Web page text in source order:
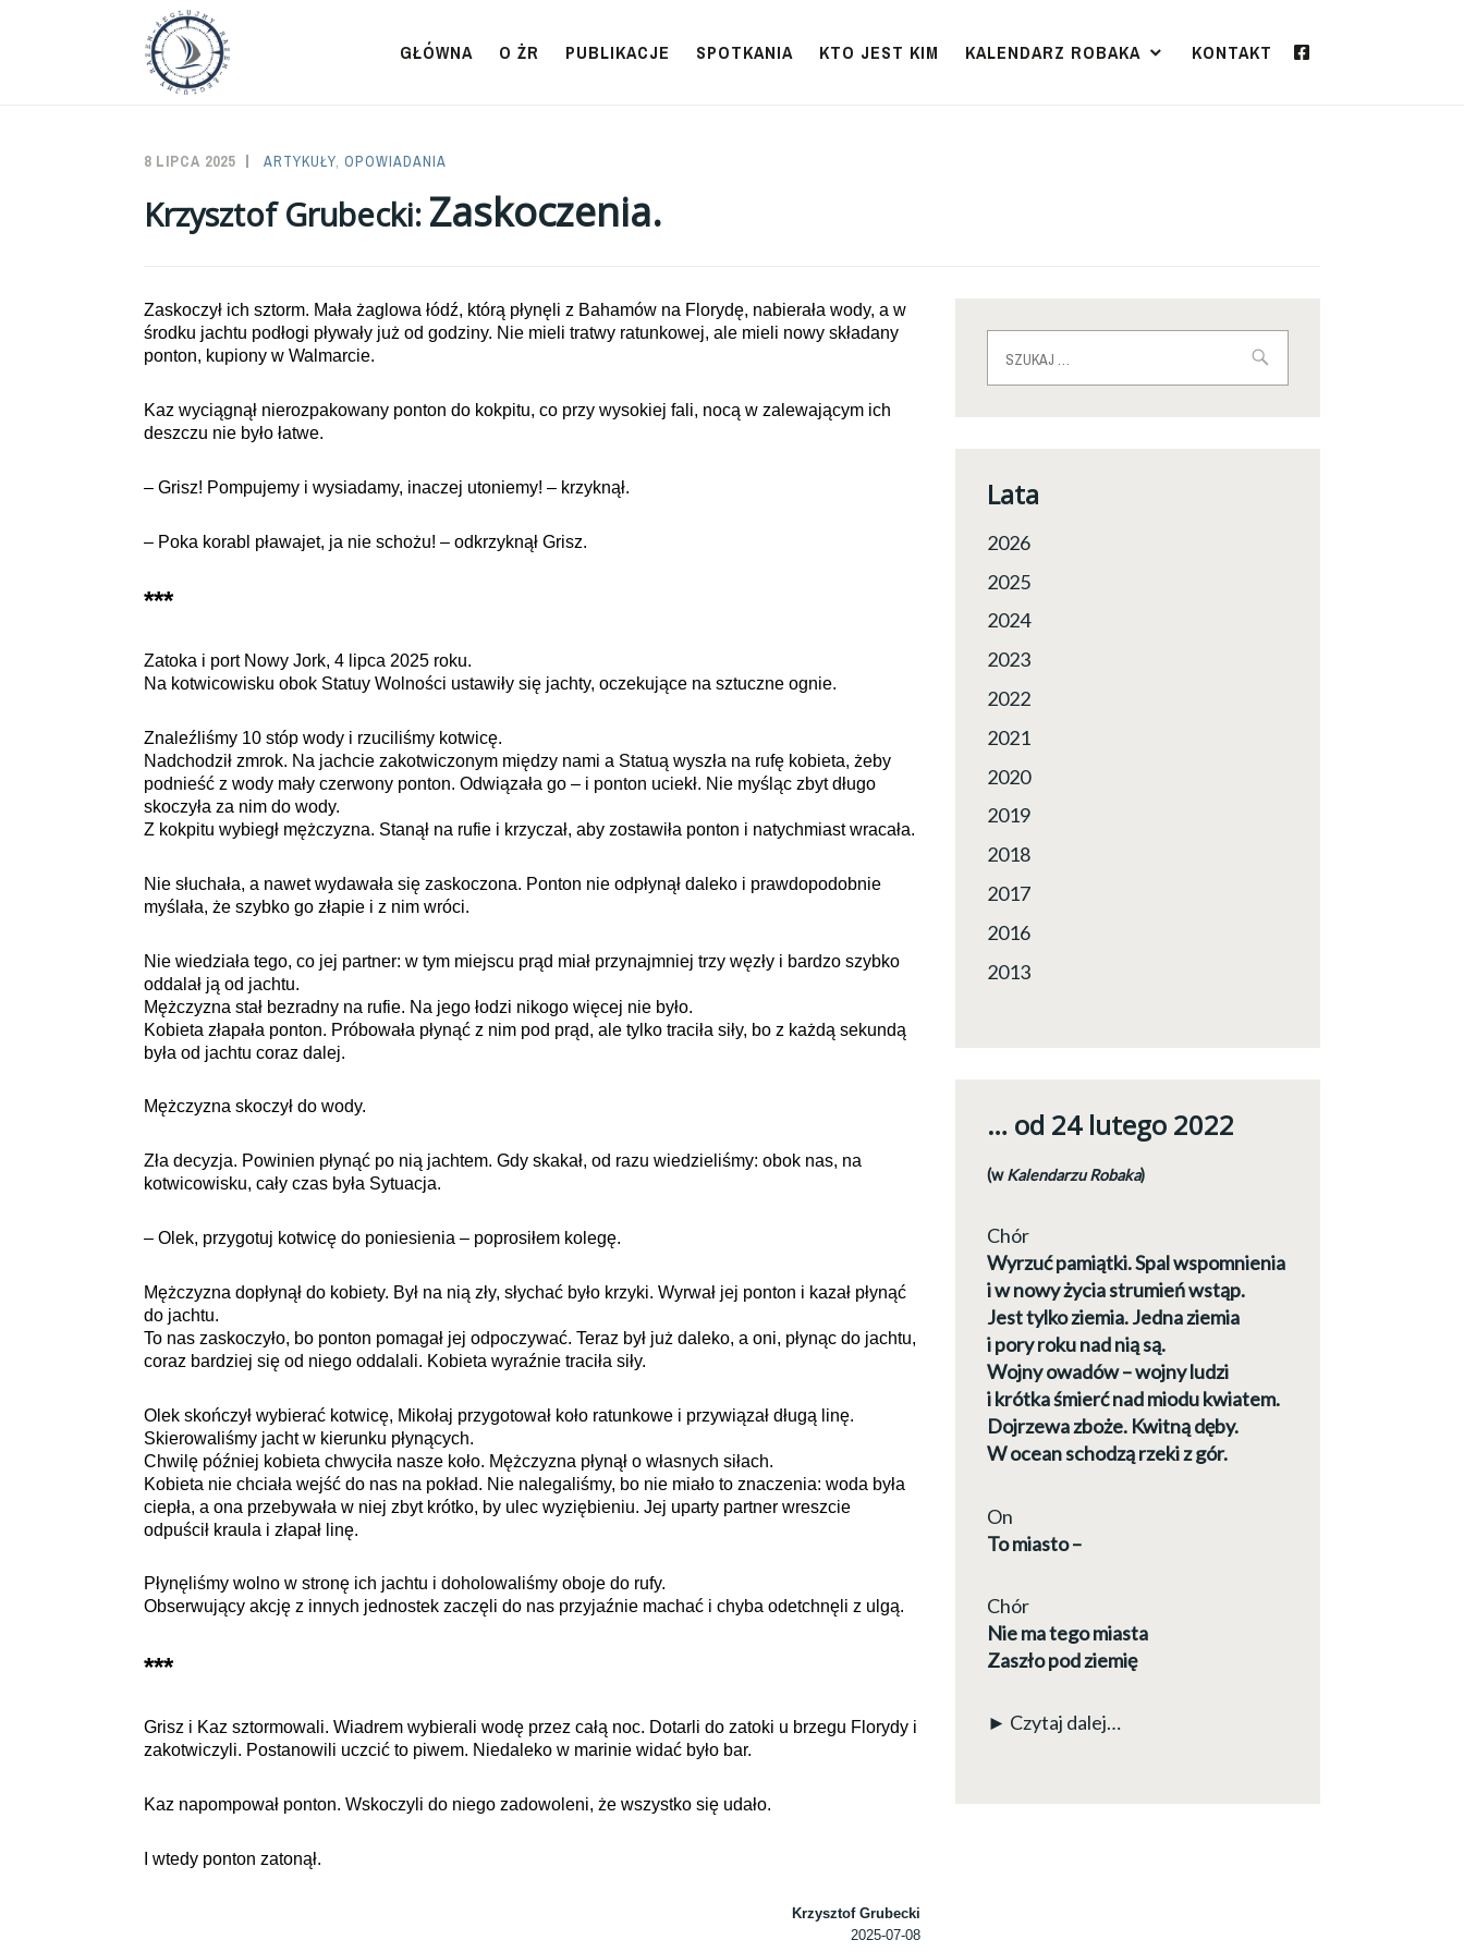
GŁÓWNA O ŻR PUBLIKACJE SPOTKANIA KTO JEST KIM KALENDARZ ROBAKA KONTAKT
8 LIPCA 2025
SAILOR-
ARTYKUŁY, OPOWIADANIA
Krzysztof Grubecki: Zaskoczenia.
Zaskoczył ich sztorm. Mała żaglowa łódź, którą płynęli z Bahamów na Florydę, nabierała wody, a w
środku jachtu podłogi pływały już od godziny. Nie mieli tratwy ratunkowej, ale mieli nowy składany
ponton, kupiony w Walmarcie.
Kaz wyciągnął nierozpakowany ponton do kokpitu, co przy wysokiej fali, nocą w zalewającym ich
deszczu nie było łatwe.
– Grisz! Pompujemy i wysiadamy, inaczej utoniemy! – krzyknął.
– Poka korabl pławajet, ja nie schożu! – odkrzyknął Grisz.
***
Zatoka i port Nowy Jork, 4 lipca 2025 roku.
Na kotwicowisku obok Statuy Wolności ustawiły się jachty, oczekujące na sztuczne ognie.
Znaleźliśmy 10 stóp wody i rzuciliśmy kotwicę.
Nadchodził zmrok. Na jachcie zakotwiczonym między nami a Statuą wyszła na rufę kobieta, żeby
podnieść z wody mały czerwony ponton. Odwiązała go – i ponton uciekł. Nie myśląc zbyt długo
skoczyła za nim do wody.
Z kokpitu wybiegł mężczyzna. Stanął na rufie i krzyczał, aby zostawiła ponton i natychmiast wracała.
Nie słuchała, a nawet wydawała się zaskoczona. Ponton nie odpłynął daleko i prawdopodobnie
myślała, że szybko go złapie i z nim wróci.
Nie wiedziała tego, co jej partner: w tym miejscu prąd miał przynajmniej trzy węzły i bardzo szybko
oddalał ją od jachtu.
Mężczyzna stał bezradny na rufie. Na jego łodzi nikogo więcej nie było.
Kobieta złapała ponton. Próbowała płynąć z nim pod prąd, ale tylko traciła siły, bo z każdą sekundą
była od jachtu coraz dalej.
Mężczyzna skoczył do wody.
Zła decyzja. Powinien płynąć po nią jachtem. Gdy skakał, od razu wiedzieliśmy: obok nas, na
kotwicowisku, cały czas była Sytuacja.
– Olek, przygotuj kotwicę do poniesienia – poprosiłem kolegę.
Mężczyzna dopłynął do kobiety. Był na nią zły, słychać było krzyki. Wyrwał jej ponton i kazał płynąć
do jachtu.
To nas zaskoczyło, bo ponton pomagał jej odpoczywać. Teraz był już daleko, a oni, płynąc do jachtu,
coraz bardziej się od niego oddalali. Kobieta wyraźnie traciła siły.
Olek skończył wybierać kotwicę, Mikołaj przygotował koło ratunkowe i przywiązał długą linę.
Skierowaliśmy jacht w kierunku płynących.
Chwilę później kobieta chwyciła nasze koło. Mężczyzna płynął o własnych siłach.
Kobieta nie chciała wejść do nas na pokład. Nie nalegaliśmy, bo nie miało to znaczenia: woda była
ciepła, a ona przebywała w niej zbyt krótko, by ulec wyziębieniu. Jej uparty partner wreszcie
odpuścił kraula i złapał linę.
Płynęliśmy wolno w stronę ich jachtu i doholowaliśmy oboje do rufy.
Obserwujący akcję z innych jednostek zaczęli do nas przyjaźnie machać i chyba odetchnęli z ulgą.
***
Grisz i Kaz sztormowali. Wiadrem wybierali wodę przez całą noc. Dotarli do zatoki u brzegu Florydy i
zakotwiczyli. Postanowili uczcić to piwem. Niedaleko w marinie widać było bar.
Kaz napompował ponton. Wskoczyli do niego zadowoleni, że wszystko się udało.
I wtedy ponton zatonął.
Krzysztof Grubecki
2025-07-08
Lata
2026
2025
2024
2023
2022
2021
2020
2019
2018
2017
2016
2013
… od 24 lutego 2022
(wKalendarzu Robaka)
Chór
Wyrzuć pamiątki. Spal wspomnienia
i w nowy życia strumień wstąp.
Jest tylko ziemia. Jedna ziemia
i pory roku nad nią są.
Wojny owadów – wojny ludzi
i krótka śmierć nad miodu kwiatem.
Dojrzewa zboże. Kwitną dęby.
W ocean schodzą rzeki z gór.
On
To miasto –
Chór
Nie ma tego miasta
Zaszło pod ziemię
► Czytaj dalej…